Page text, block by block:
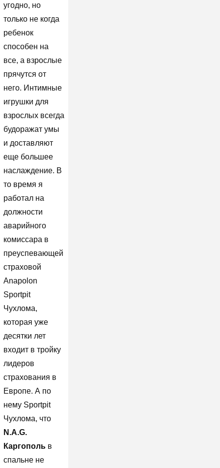
угодно, но
только не когда
ребенок
способен на
все, а взрослые
прячутся от
него. Интимные
игрушки для
взрослых всегда
будоражат умы
и доставляют
еще большее
наслаждение. В
то время я
работал на
должности
аварийного
комиссара в
преуспевающей
страховой
Anapolon
Sportpit
Чухлома,
которая уже
десятки лет
входит в тройку
лидеров
страхования в
Европе. А по
нему Sportpit
Чухлома, что
N.A.G.
Каргопольв
спальне не